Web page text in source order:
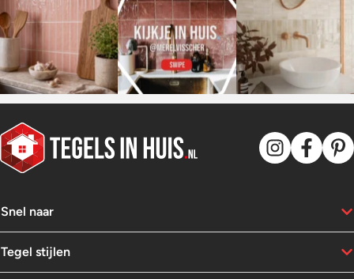
Snel naar
Tegel stijlen